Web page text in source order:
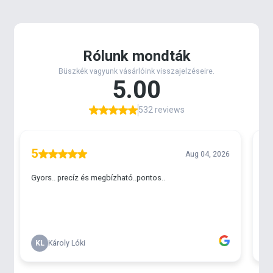
kolbászos aromája és értékes összetevői - mint
például az extra finom spanyol halliszt és a kukorica
glutén - messziről a horog közelébe csalják a
tökéletes állagúvá az 1 kg keverék. Ajánlatos 0,5
órával a horgászat megkezdése előtt
Haldorádó Aroma Tuning - Magyar Betyár
hozzáadásával tovább fokozható a